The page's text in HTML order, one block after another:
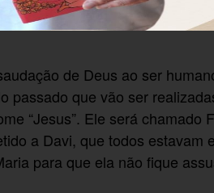
de Deus ao ser
passado que vão ser
“Jesus”. Ele será chamado
a Davi, que todos estavam
para que ela não fique